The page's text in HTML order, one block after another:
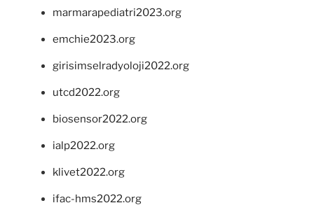
marmarapediatri2023.org
emchie2023.org
girisimselradyoloji2022.org
utcd2022.org
biosensor2022.org
ialp2022.org
klivet2022.org
ifac-hms2022.org